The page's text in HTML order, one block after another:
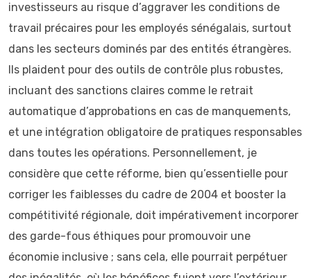
investisseurs au risque d’aggraver les conditions de
travail précaires pour les employés sénégalais, surtout
dans les secteurs dominés par des entités étrangères.
Ils plaident pour des outils de contrôle plus robustes,
incluant des sanctions claires comme le retrait
automatique d’approbations en cas de manquements,
et une intégration obligatoire de pratiques responsables
dans toutes les opérations. Personnellement, je
considère que cette réforme, bien qu’essentielle pour
corriger les faiblesses du cadre de 2004 et booster la
compétitivité régionale, doit impérativement incorporer
des garde-fous éthiques pour promouvoir une
économie inclusive ; sans cela, elle pourrait perpétuer